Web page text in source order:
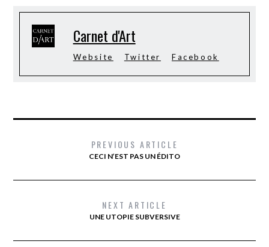
Carnet d'Art
Website Twitter Facebook
PREVIOUS ARTICLE
CECI N’EST PAS UN ÉDITO
NEXT ARTICLE
UNE UTOPIE SUBVERSIVE